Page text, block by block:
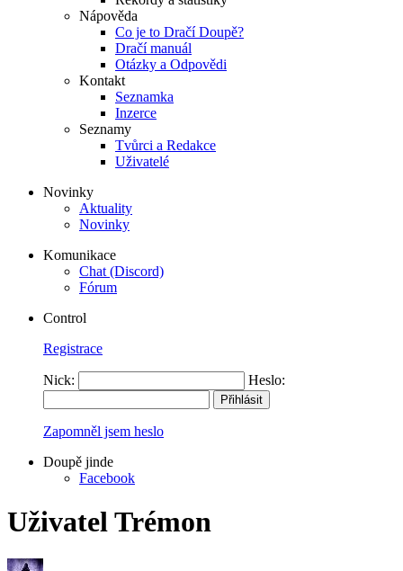
Nápověda
Co je to Dračí Doupě?
Dračí manuál
Otázky a Odpovědi
Kontakt
Seznamka
Inzerce
Seznamy
Tvůrci a Redakce
Uživatelé
Novinky
Aktuality
Novinky
Komunikace
Chat (Discord)
Fórum
Control
Registrace
Nick: Heslo:
Zapomněl jsem heslo
Doupě jinde
Facebook
Uživatel Trémon